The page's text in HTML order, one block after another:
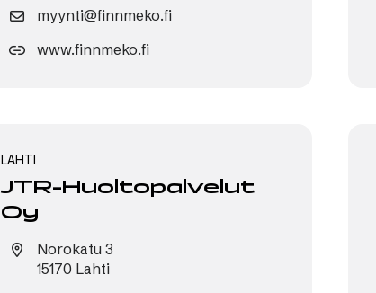
myynti@finnmeko.fi
www.finnmeko.fi
LAHTI
JTR-Huoltopalvelut
Oy
Norokatu 3
15170 Lahti